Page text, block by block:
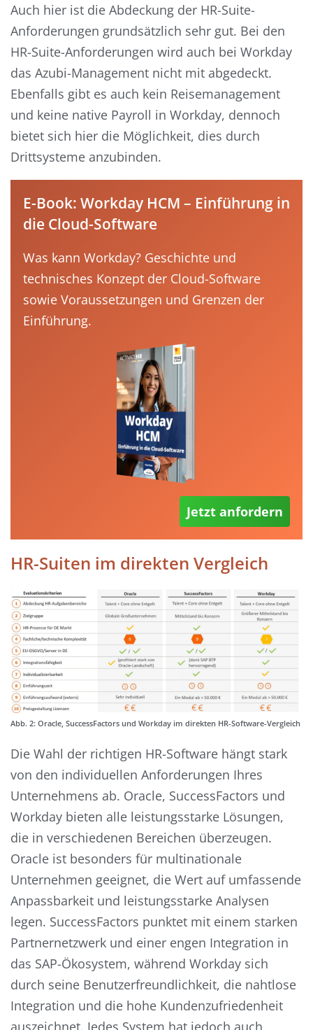
Auch hier ist die Abdeckung der HR-Suite-
Anforderungen grundsätzlich sehr gut. Bei den
HR-Suite-Anforderungen wird auch bei Workday
das Azubi-Management nicht mit abgedeckt.
Ebenfalls gibt es auch kein Reisemanagement
und keine native Payroll in Workday, dennoch
bietet sich hier die Möglichkeit, dies durch
Drittsysteme anzubinden.
E-Book: Workday HCM – Einführung in
die Cloud-Software
Was kann Workday? Geschichte und
technisches Konzept der Cloud-Software
sowie Voraussetzungen und Grenzen der
Einführung.
Jetzt anfordern
HR-Suiten im direkten Vergleich
Abb. 2: Oracle, SuccessFactors und Workday im direkten HR-Software-Vergleich
Die Wahl der richtigen HR-Software hängt stark
von den individuellen Anforderungen Ihres
Unternehmens ab. Oracle, SuccessFactors und
Workday bieten alle leistungsstarke Lösungen,
die in verschiedenen Bereichen überzeugen.
Oracle ist besonders für multinationale
Unternehmen geeignet, die Wert auf umfassende
Anpassbarkeit und leistungsstarke Analysen
legen. SuccessFactors punktet mit einem starken
Partnernetzwerk und einer engen Integration in
das SAP-Ökosystem, während Workday sich
durch seine Benutzerfreundlichkeit, die nahtlose
Integration und die hohe Kundenzufriedenheit